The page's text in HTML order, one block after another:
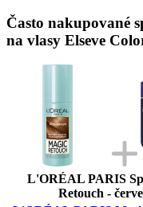
Často nakupované
na vlasy Elseve
L'ORÉAL PARIS
Retouch -